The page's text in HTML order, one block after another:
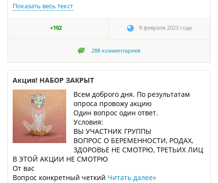
Показать весь текст
+102 8 февраля 2023 года
288 комментариев
Акция! НАБОР ЗАКРЫТ
Всем доброго дня. По результатам
опроса провожу акцию
Один вопрос один ответ.
Условия:
ВЫ УЧАСТНИК ГРУППЫ
ВОПРОС О БЕРЕМЕННОСТИ, РОДАХ,
ЗДОРОВЬЕ НЕ СМОТРЮ, ТРЕТЬИХ ЛИЦ
В ЭТОЙ АКЦИИ НЕ СМОТРЮ
От вас
Вопрос конкретный четкий Читать далее»